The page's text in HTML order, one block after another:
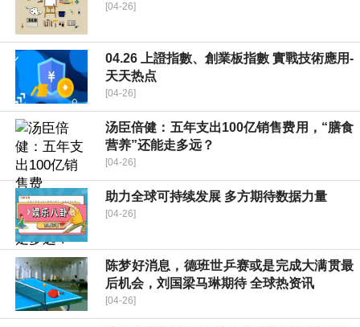
[04-26]
04.26 上證指數、創業板指數 實戰技術應用-
天天热点
[04-26]
汤臣倍健：五年支出100亿销售费用，“膳食
营养”还能走多远？
[04-26]
助力全球可持续发展 多方期待数据力量
[04-26]
陈梦好消息，德班世乒赛或是完成大满贯最
后机会，刘国梁马琳期待 全球热资讯
[04-26]